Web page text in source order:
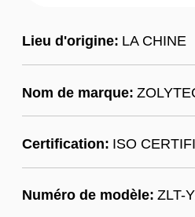
Lieu d'origine: LA CHINE
Nom de marque:
Certification: ISO
Numéro de modèle: ZLT-